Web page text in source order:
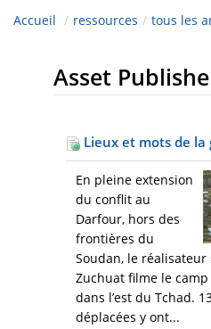
Accueil / ressources / tous les
Asset
Lieux et mots de la
En pleine extension
du conflit au
Darfour, hors des
frontières du
Soudan, le
Zuchuat filme le
dans l’est du Tchad.
déplacées y ont...